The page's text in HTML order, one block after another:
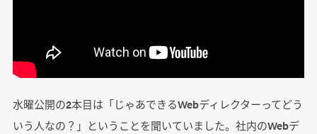
水曜公開の2本目は「じゃあできるWebディレクターってどう
いう人なの？」ということを聞いていました。社内のWebデ